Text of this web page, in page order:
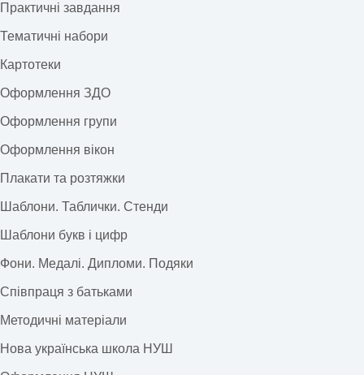
Практичні завдання
Тематичні набори
Картотеки
Оформлення ЗДО
Оформлення групи
Оформлення вікон
Плакати та розтяжки
Шаблони. Таблички. Стенди
Шаблони букв і цифр
Фони. Медалі. Дипломи. Подяки
Співпраця з батьками
Методичні матеріали
Нова українська школа НУШ